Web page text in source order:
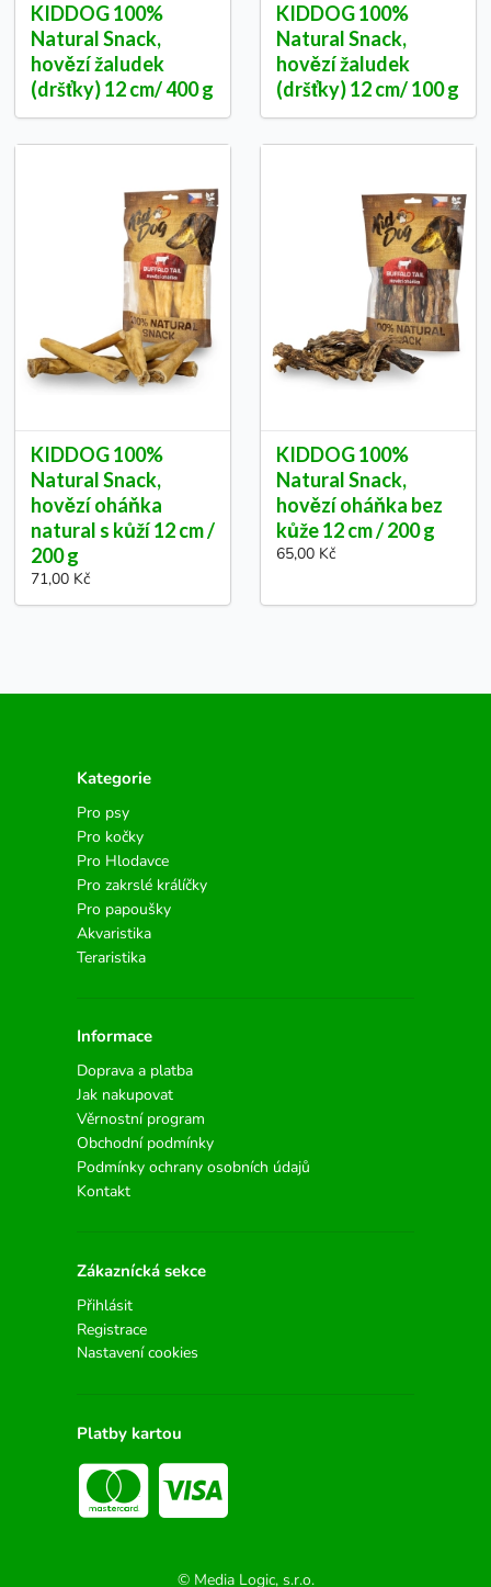
KIDDOG 100%
Natural Snack,
hovězí žaludek
(dršťky) 12 cm/ 400 g
KIDDOG 100%
Natural Snack,
hovězí žaludek
(dršťky) 12 cm/ 100 g
KIDDOG 100%
Natural Snack,
hovězí oháňka
natural s kůží 12 cm /
200 g
71,00 Kč
KIDDOG 100%
Natural Snack,
hovězí oháňka bez
kůže 12 cm / 200 g
65,00 Kč
Kategorie
Pro psy
Pro kočky
Pro Hlodavce
Pro zakrslé králíčky
Pro papoušky
Akvaristika
Teraristika
Informace
Doprava a platba
Jak nakupovat
Věrnostní program
Obchodní podmínky
Podmínky ochrany osobních údajů
Kontakt
Zákaznícká sekce
Přihlásit
Registrace
Nastavení cookies
Platby kartou
© Media Logic, s.r.o.